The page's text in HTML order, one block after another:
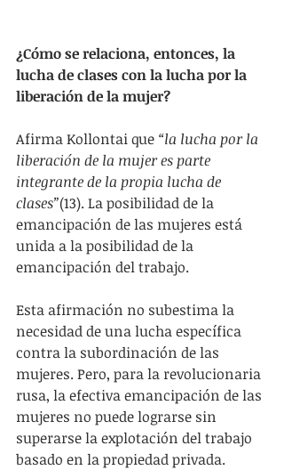
¿Cómo se relaciona, entonces, la
lucha de clases con la lucha por la
liberación de la mujer?
Afirma Kollontai que “la lucha por la
liberación de la mujer es parte
integrante de la propia lucha de
clases”(13). La posibilidad de la
emancipación de las mujeres está
unida a la posibilidad de la
emancipación del trabajo.
Esta afirmación no subestima la
necesidad de una lucha específica
contra la subordinación de las
mujeres. Pero, para la revolucionaria
rusa, la efectiva emancipación de las
mujeres no puede lograrse sin
superarse la explotación del trabajo
basado en la propiedad privada.